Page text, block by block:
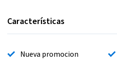
Características
Nueva promocion